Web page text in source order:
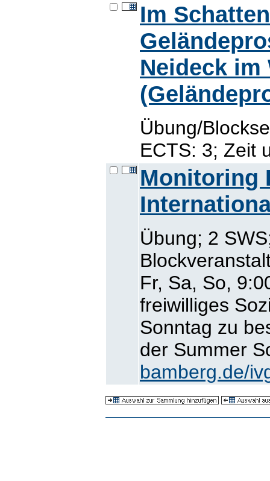
Im
Neideck im
Übung/
ECTS: 3; Zeit
Monitoring
Übung; 2
Fr, Sa, So,
freiwilliges
Sonntag zu
der Summer
bamberg.de/